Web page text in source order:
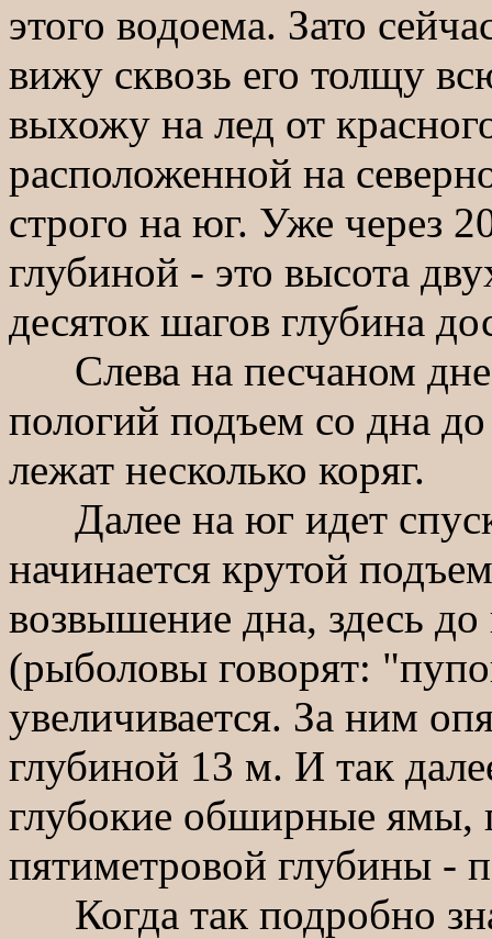
этого водоема. Зато
вижу сквозь его толщу
выхожу на лед от
расположенной на
строго на юг. Уже через
глубиной - это высота
десяток шагов глубина
Слева на песчаном дне
пологий подъем со дна
лежат несколько коряг.
Далее на юг идет
начинается крутой
возвышение дна, здесь
(рыболовы говорят:
увеличивается. За ним
глубиной 13 м. И так
глубокие обширные ямы,
пятиметровой глубины -
Когда так подробно